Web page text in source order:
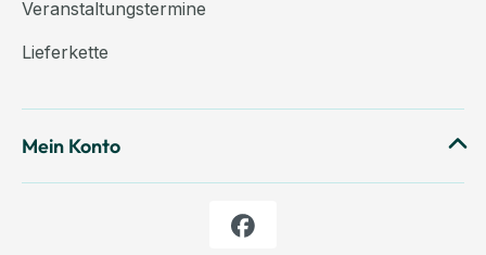
Veranstaltungstermine
Lieferkette
Mein Konto